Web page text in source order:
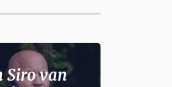
Siro van